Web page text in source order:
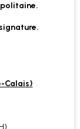
Calais)